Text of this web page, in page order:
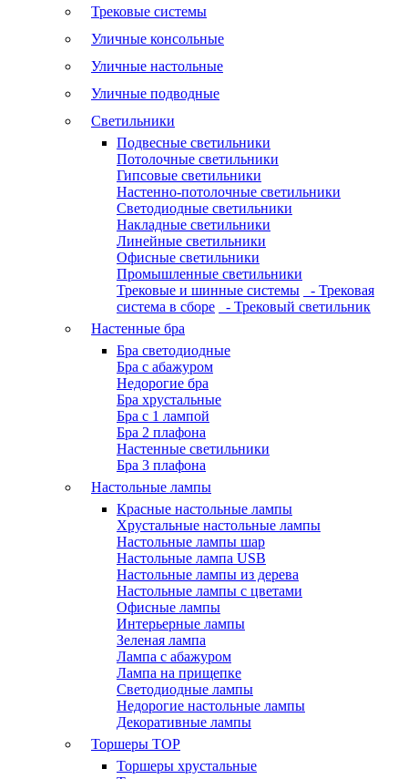
Трековые системы
Уличные консольные
Уличные настольные
Уличные подводные
Светильники
Подвесные светильники
Потолочные светильники
Гипсовые светильники
Настенно-потолочные светильники
Светодиодные светильники
Накладные светильники
Линейные светильники
Офисные светильники
Промышленные светильники
Трековые и шинные системы
- Трековая
система в сборе
- Трековый светильник
Настенные бра
Бра светодиодные
Бра с абажуром
Недорогие бра
Бра хрустальные
Бра с 1 лампой
Бра 2 плафона
Настенные светильники
Бра 3 плафона
Настольные лампы
Красные настольные лампы
Хрустальные настольные лампы
Настольные лампы шар
Настольные лампа USB
Настольные лампы из дерева
Настольные лампы с цветами
Офисные лампы
Интерьерные лампы
Зеленая лампа
Лампа с абажуром
Лампа на прищепке
Светодиодные лампы
Недорогие настольные лампы
Декоративные лампы
Торшеры TOP
Торшеры хрустальные